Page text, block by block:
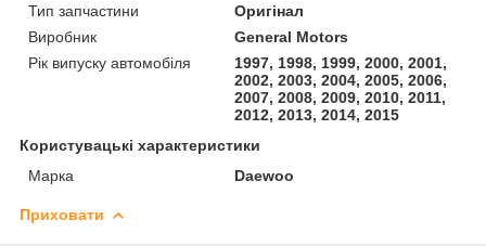
Тип запчастини
Оригінал
Виробник
General Motors
Рік випуску автомобіля
1997, 1998, 1999, 2000, 2001,
2002, 2003, 2004, 2005, 2006,
2007, 2008, 2009, 2010, 2011,
2012, 2013, 2014, 2015
Користувацькі характеристики
Марка
Daewoo
Приховати